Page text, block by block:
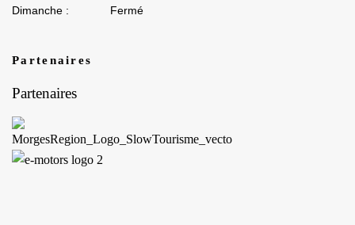
Dimanche : Fermé
Partenaires
Partenaires